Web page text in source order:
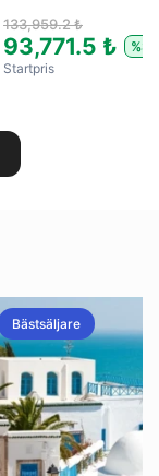
133,959.2 ₺
93,771.5 ₺
%30
Startpris
Bästsäljare